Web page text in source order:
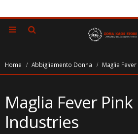
Home Abbigliamento Donna Maglia
Maglia Fever Pink
Industries